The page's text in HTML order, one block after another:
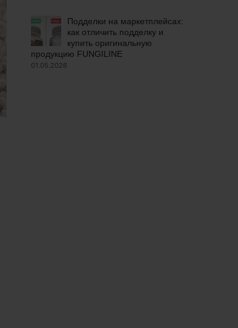
Подделки на маркетплейсах:
как отличить подделку и
купить оригинальную
продукцию FUNGILINE
01.05.2026